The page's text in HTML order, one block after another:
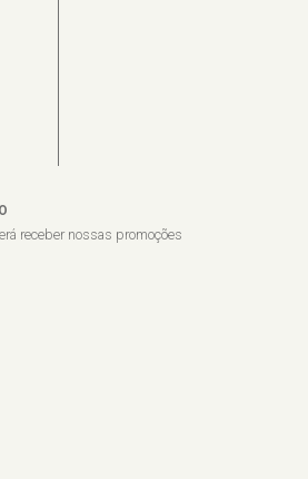
receber nossas promoções